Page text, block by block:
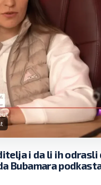
i da li ih
Bubamara